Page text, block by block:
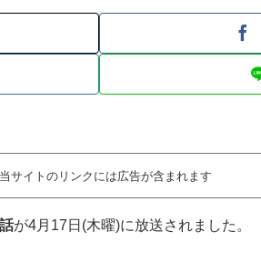
サイトのリンクには広告が含まれます
が4月17日(木曜)に放送されました。